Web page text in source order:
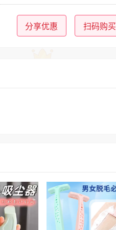
分享优惠 扫码购买